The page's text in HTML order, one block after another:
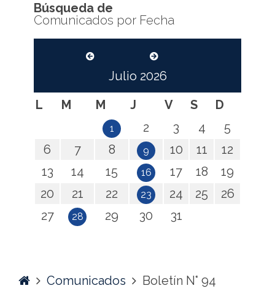
Búsqueda de
Comunicados por Fecha
Julio 2026
L
M M J V S D
1 2 3 4
5
6
7 8 9 10 11
12
13
14 15 16 17 18
19
20
21 22 23 24 25
26
27
28 29 30 31
HomeComunicados Boletín N° 94